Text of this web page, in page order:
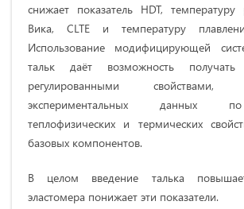
снижает показатель HDT,
Вика, CLTE и температуру
Использование модифицирующей
тальк даёт возможность
регулированными
экспериментальных данных
теплофизических и термических
базовых компонентов.
В целом введение талька
эластомера понижает эти показатели.